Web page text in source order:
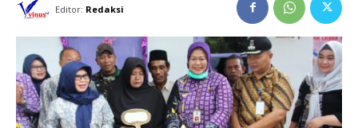
Editor: Redaksi